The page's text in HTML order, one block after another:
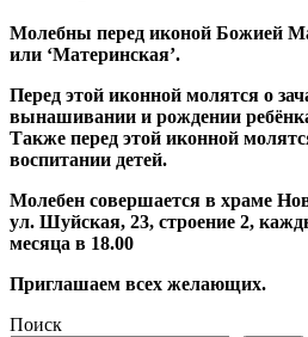
Молебны перед иконой Божией
или ‘Материнская’.
Перед этой иконной молятся о
вынашивании и рождении
Также перед этой иконной
воспитании детей.
Молебен совершается в храме
ул. Шуйская, 23, строение 2,
месяца в 18.00
Приглашаем всех желающих.
Поиск